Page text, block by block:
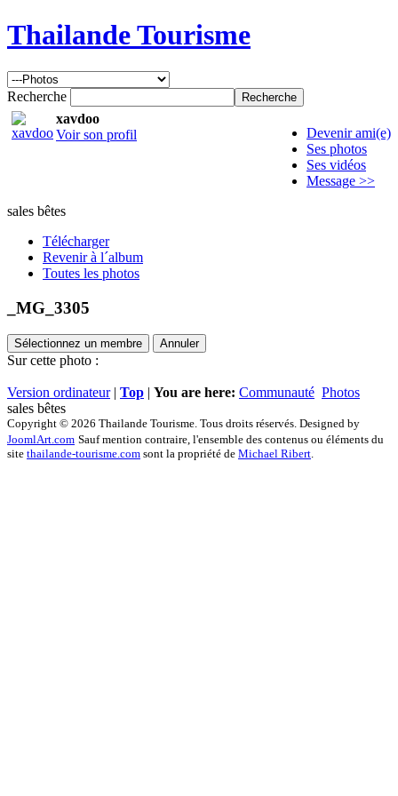
Thailande Tourisme
Recherche
xavdoo
Voir son profil
Devenir ami(e)
Ses photos
Ses vidéos
Message >>
sales bêtes
Télécharger
Revenir à l´album
Toutes les photos
_MG_3305
Sélectionnez un membre Annuler
Sur cette photo :
Version ordinateur| Top | You are here: Communauté Photos
sales bêtes
Copyright © 2026 Thailande Tourisme. Tous droits réservés. Designed by
JoomlArt.com Sauf mention contraire, l'ensemble des contenus ou éléments du
site thailande-tourisme.com sont la propriété de Michael Ribert.